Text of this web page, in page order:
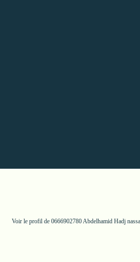
Voir le profil de 0666902780 Abdelhamid Hadj